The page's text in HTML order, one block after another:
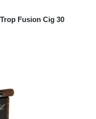
Fusion Cig 30